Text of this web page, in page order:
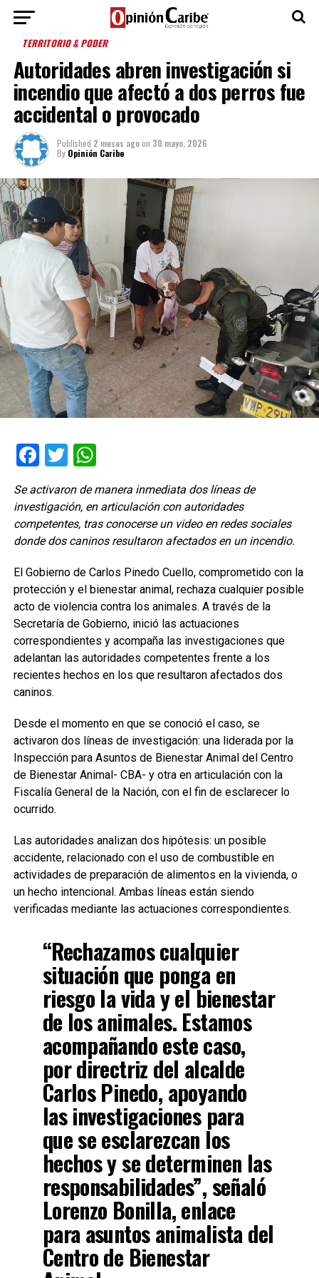
TERRITORIO & PODER
Autoridades abren investigación si
incendio que afectó a dos perros fue
accidental o provocado
Published 2 meses agoon 30 mayo, 2026
By Opinión Caribe
Facebook
TwitterWhatsApp
Se activaron de manera inmediata dos líneas de
investigación, en articulación con autoridades
competentes, tras conocerse un video en redes sociales
donde dos caninos resultaron afectados en un incendio.
El Gobierno de Carlos Pinedo Cuello, comprometido con la
protección y el bienestar animal, rechaza cualquier posible
acto de violencia contra los animales. A través de la
Secretaría de Gobierno, inició las actuaciones
correspondientes y acompaña las investigaciones que
adelantan las autoridades competentes frente a los
recientes hechos en los que resultaron afectados dos
caninos.
Desde el momento en que se conoció el caso, se
activaron dos líneas de investigación: una liderada por la
Inspección para Asuntos de Bienestar Animal del Centro
de Bienestar Animal- CBA- y otra en articulación con la
Fiscalía General de la Nación, con el fin de esclarecer lo
ocurrido.
Las autoridades analizan dos hipótesis: un posible
accidente, relacionado con el uso de combustible en
actividades de preparación de alimentos en la vivienda, o
un hecho intencional. Ambas líneas están siendo
verificadas mediante las actuaciones correspondientes.
“Rechazamos cualquier
situación que ponga en
riesgo la vida y el bienestar
de los animales. Estamos
acompañando este caso,
por directriz del alcalde
Carlos Pinedo, apoyando
las investigaciones para
que se esclarezcan los
hechos y se determinen las
responsabilidades”, señaló
Lorenzo Bonilla, enlace
para asuntos animalista del
Centro de Bienestar